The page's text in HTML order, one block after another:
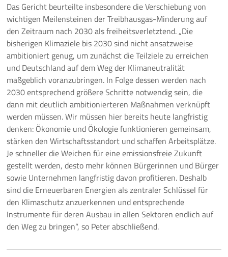
Mehr
Das Gericht beurteilte insbesondere die Verschiebung von
wichtigen Meilensteinen der Treibhausgas-Minderung auf
den Zeitraum nach 2030 als freiheitsverletztend. „Die
bisherigen Klimaziele bis 2030 sind nicht ansatzweise
ambitioniert genug, um zunächst die Teilziele zu erreichen
und Deutschland auf dem Weg der Klimaneutralität
maßgeblich voranzubringen. In Folge dessen werden nach
2030 entsprechend größere Schritte notwendig sein, die
dann mit deutlich ambitionierteren Maßnahmen verknüpft
werden müssen. Wir müssen hier bereits heute langfristig
denken: Ökonomie und Ökologie funktionieren gemeinsam,
stärken den Wirtschaftsstandort und schaffen Arbeitsplätze.
Je schneller die Weichen für eine emissionsfreie Zukunft
gestellt werden, desto mehr können Bürgerinnen und Bürger
sowie Unternehmen langfristig davon profitieren. Deshalb
sind die Erneuerbaren Energien als zentraler Schlüssel für
den Klimaschutz anzuerkennen und entsprechende
Instrumente für deren Ausbau in allen Sektoren endlich auf
den Weg zu bringen“, so Peter abschließend.